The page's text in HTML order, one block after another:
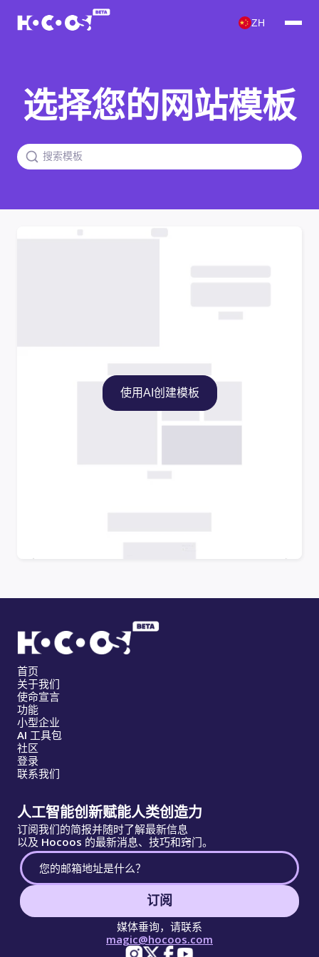
ZH
选择您的网站模板
使用AI创建模板
首页
关于我们
使命宣言
功能
小型企业
AI 工具包
社区
登录
联系我们
人工智能创新赋能人类创造力
订阅我们的简报并随时了解最新信息
以及 Hocoos 的最新消息、技巧和窍门。
订阅
媒体垂询，请联系
magic@hocoos.com